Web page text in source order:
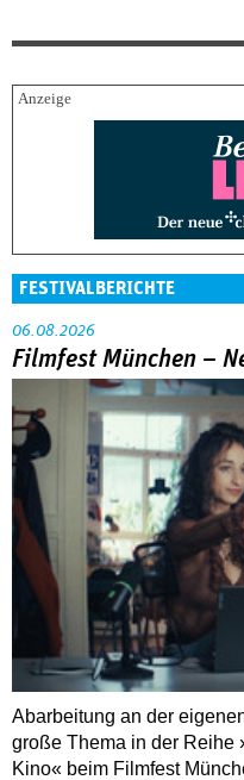
FESTIVALBERICHTE
06.08.2026
Filmfest München –
Abarbeitung an der
große Thema in der Reihe
Kino« beim Filmfest